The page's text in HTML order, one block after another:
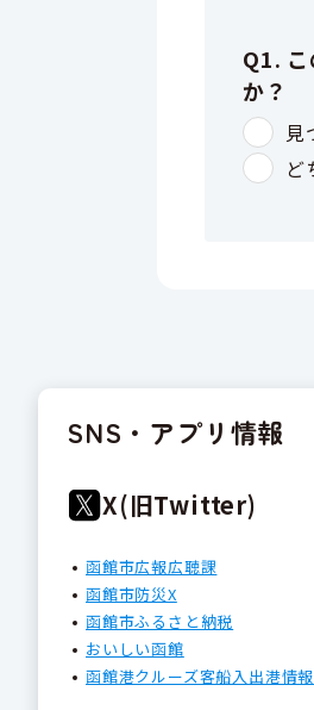
SNS・アプリ情報
X(旧Twitter)
函館市広報広聴課
函館市防災X
函館市ふるさと納税
おいしい函館
函館港クルーズ客船入出港情報